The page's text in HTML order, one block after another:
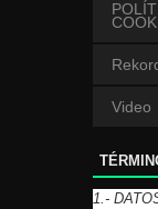
Video
1.-